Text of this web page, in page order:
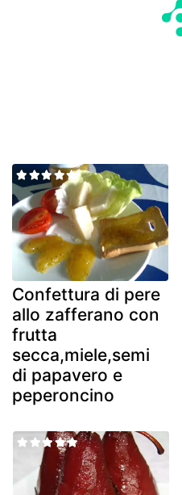
Confettura di pere
allo zafferano con
frutta
secca,miele,semi
di papavero e
peperoncino